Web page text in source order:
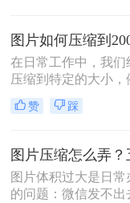
缩，同时保持较高
在日常工作中，我
压缩到特定的大小，
以满足电子邮件附件
交媒体分享的要求。
图片压缩到200K以
助您轻松完成图片压
高的图片质量。
赞 踩
图片体积过大是日常
的问题：微信发不出